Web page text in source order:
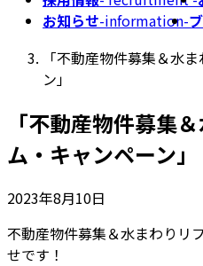
お知らせ-information-
「不動産物件募集＆水
ン」
「不動産物件募集
ム・キャンペーン」
2023年8月10日
不動産物件募集＆水まわりリ
せです！